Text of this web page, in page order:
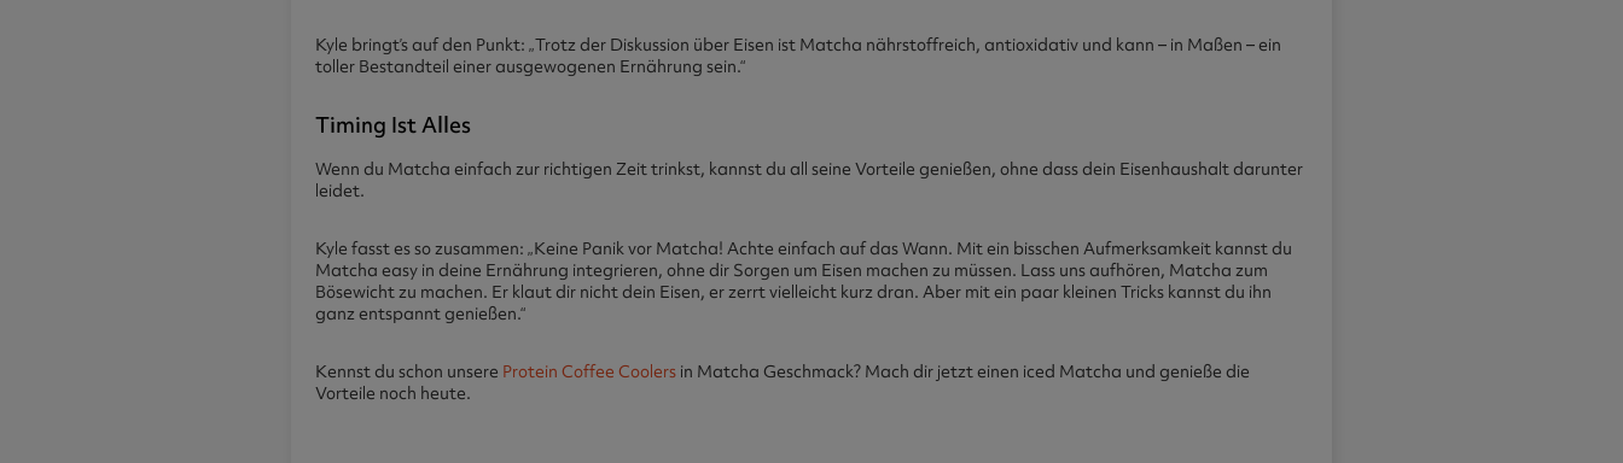
Kyle bringt’s auf den Punkt: „Trotz der Diskussion über Eisen ist Matcha nährstoffreich, antioxidativ und kann – in Maßen – ein
toller Bestandteil einer ausgewogenen Ernährung sein.“
Timing Ist Alles
Wenn du Matcha einfach zur richtigen Zeit trinkst, kannst du all seine Vorteile genießen, ohne dass dein Eisenhaushalt darunter
leidet.
Kyle fasst es so zusammen: „Keine Panik vor Matcha! Achte einfach auf das Wann. Mit ein bisschen Aufmerksamkeit kannst du
Matcha easy in deine Ernährung integrieren, ohne dir Sorgen um Eisen machen zu müssen. Lass uns aufhören, Matcha zum
Bösewicht zu machen. Er klaut dir nicht dein Eisen, er zerrt vielleicht kurz dran. Aber mit ein paar kleinen Tricks kannst du ihn
ganz entspannt genießen.“
Kennst du schon unsere Protein Coffee Coolers in Matcha Geschmack? Mach dir jetzt einen iced Matcha und genieße die
Vorteile noch heute.